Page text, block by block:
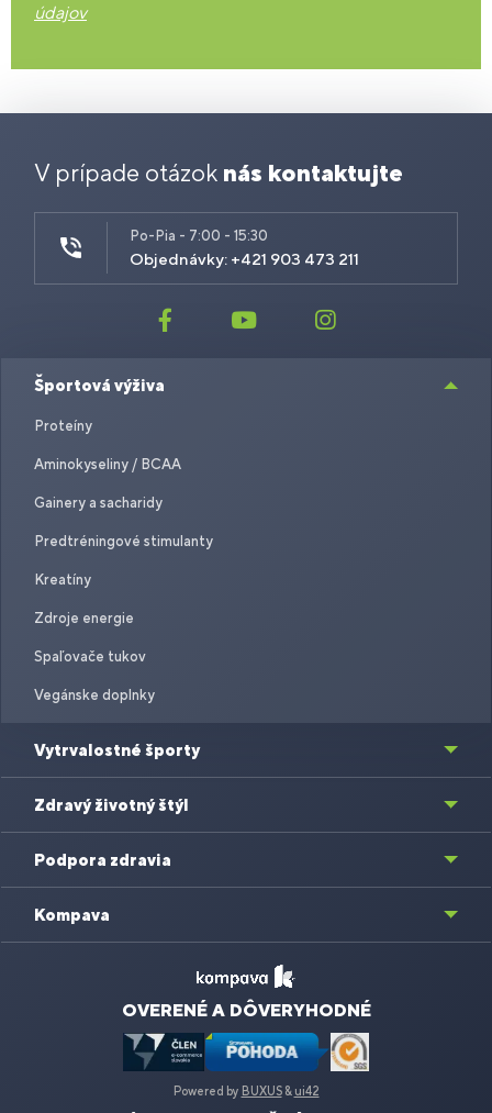
údajov
V prípade otázok nás kontaktujte
Po-Pia - 7:00 - 15:30
Objednávky: +421 903 473 211
Športová výživa
Proteíny
Aminokyseliny / BCAA
Gainery a sacharidy
Predtréningové stimulanty
Kreatíny
Zdroje energie
Spaľovače tukov
Vegánske doplnky
Vytrvalostné športy
Zdravý životný štýl
Podpora zdravia
Kompava
OVERENÉ A DÔVERYHODNÉ
Powered by BUXUS& ui42